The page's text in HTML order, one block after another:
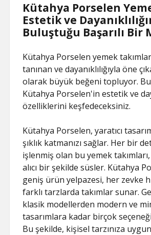
Kütahya Porselen
Estetik ve
Buluştuğu Başarılı Bir
Kütahya Porselen yemek
tanınan ve dayanıklılığıyla öne
olarak büyük beğeni topluyor. Bu
Kütahya Porselen'in estetik ve
özelliklerini keşfedeceksiniz.
Kütahya Porselen, yaratıcı
şıklık katmanızı sağlar. Her bir
işlenmiş olan bu yemek
alıcı bir şekilde süsler. Kütahya
geniş ürün yelpazesi, her zevke
farklı tarzlarda takımlar sunar.
klasik modellerden modern ve
tasarımlara kadar birçok
Bu şekilde, kişisel tarzınıza